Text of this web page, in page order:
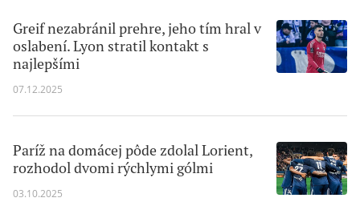
Greif nezabránil prehre, jeho tím hral v
oslabení. Lyon stratil kontakt s
najlepšími
07.12.2025
Paríž na domácej pôde zdolal Lorient,
rozhodol dvomi rýchlymi gólmi
03.10.2025